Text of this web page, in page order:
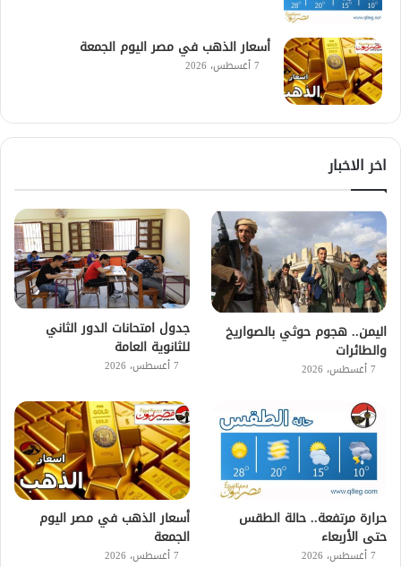
أسعار الذهب في مصر اليوم الجمعة
7 أغسطس، 2026
اخر الاخبار
اليمن.. هجوم حوثي بالصواريخ
والطائرات
7 أغسطس، 2026
جدول امتحانات الدور الثاني
للثانوية العامة
7 أغسطس، 2026
حرارة مرتفعة.. حالة الطقس
حتى الأربعاء
7 أغسطس، 2026
أسعار الذهب في مصر اليوم
الجمعة
7 أغسطس، 2026